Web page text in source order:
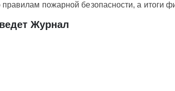
правилам пожарной безопасности, а итоги
Журнал